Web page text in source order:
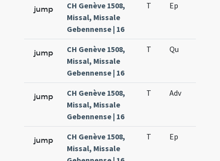
jump
CH Genève 1508,
Missal, Missale
Gebennense | 16
T Ep
jump
CH Genève 1508,
Missal, Missale
Gebennense | 16
T Qu
jump
CH Genève 1508,
Missal, Missale
Gebennense | 16
T Adv
jump
CH Genève 1508,
Missal, Missale
T Ep